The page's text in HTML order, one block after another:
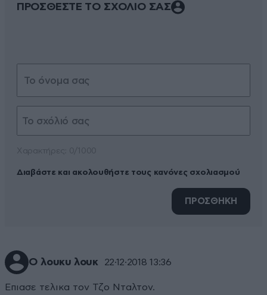
ΠΡΟΣΘΕΣΤΕ ΤΟ ΣΧΟΛΙΟ ΣΑΣ
Διαβάστε και ακολουθήστε τους κανόνες σχολιασμού
ΠΡΟΣΘΗΚΗ
Ο λουκυ λουκ 22·12·2018 13:36
Επιασε τελικα τον Τζο Νταλτον.